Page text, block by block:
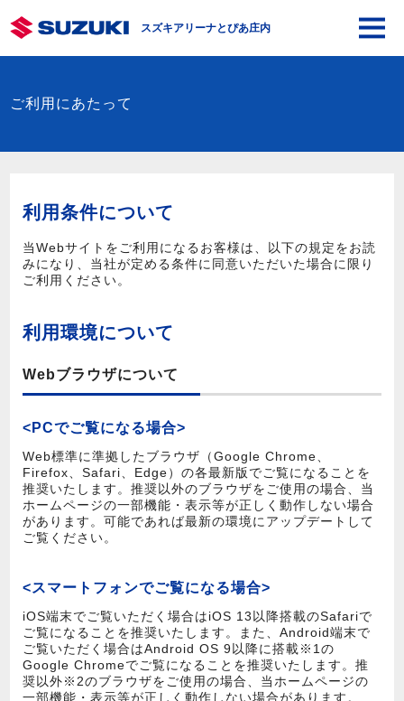
スズキアリーナとぴあ庄内
ご利用にあたって
利用条件について
当Webサイトをご利用になるお客様は、以下の規定をお読
みになり、当社が定める条件に同意いただいた場合に限り
ご利用ください。
利用環境について
Webブラウザについて
<PCでご覧になる場合>
Web標準に準拠したブラウザ（Google Chrome、
Firefox、Safari、Edge）の各最新版でご覧になることを
推奨いたします。推奨以外のブラウザをご使用の場合、当
ホームページの一部機能・表示等が正しく動作しない場合
があります。可能であれば最新の環境にアップデートして
ご覧ください。
<スマートフォンでご覧になる場合>
iOS端末でご覧いただく場合はiOS 13以降搭載のSafariで
ご覧になることを推奨いたします。また、Android端末で
ご覧いただく場合はAndroid OS 9以降に搭載※1の
Google Chromeでご覧になることを推奨いたします。推
奨以外※2のブラウザをご使用の場合、当ホームページの
一部機能・表示等が正しく動作しない場合があります。